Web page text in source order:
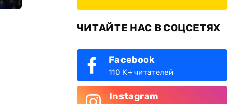
ЧИТАЙТЕ НАС В СОЦСЕТЯХ
Facebook
110 K+ читателей
Instagram